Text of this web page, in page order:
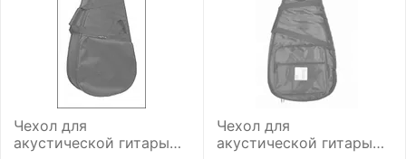
Чехол для
акустической гитары
Чехол для
акустической гитары